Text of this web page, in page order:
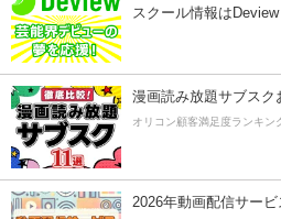
スクール情報はDeview
漫画読み放題サブスク
オリコン顧客満足度ランキン
2026年動画配信サービ